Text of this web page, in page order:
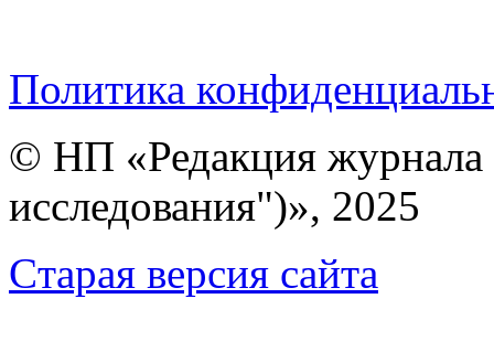
Политика
© НП «Редакция
исследования")», 2025
Cтарая версия сайта